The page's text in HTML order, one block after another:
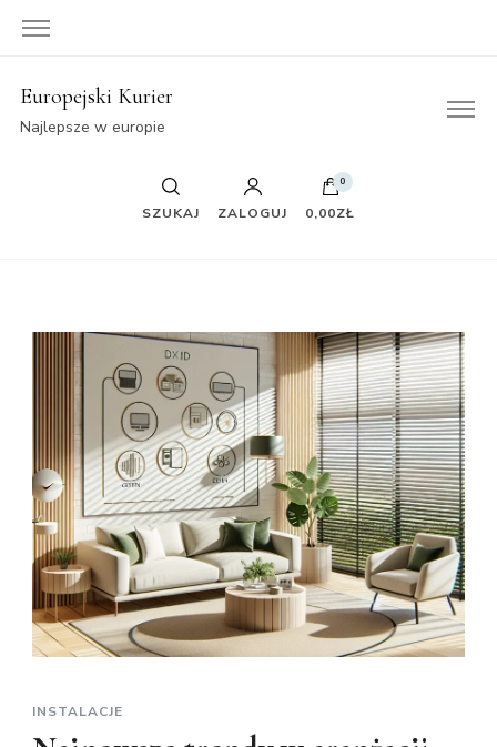
Europejski Kurier
Najlepsze w europie
SZUKAJ ZALOGUJ
0
0,00ZŁ
INSTALACJE